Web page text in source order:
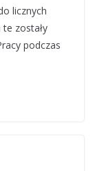
licznych
zostały
podczas